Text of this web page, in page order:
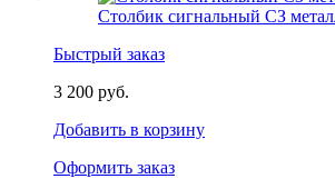
Столбик сигнальный СЗ
Быстрый заказ
3 200 руб.
Добавить в корзину
Оформить заказ